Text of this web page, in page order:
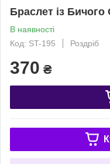
Браслет із Бичого
В наявності
Код: ST-195
Роздріб
370 ₴